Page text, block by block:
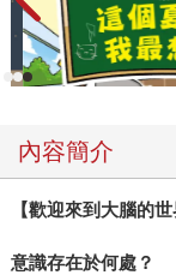
內容簡介
【歡迎來到大腦的世
意識存在於何處？